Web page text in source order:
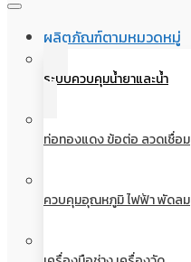
ผลิตภัณฑ์ตามหมวดหมู่
ระบบควบคุมน้ำยาและน้ำ
ท่อทองแดง ข้อต่อ ลวดเชื่อม
ควบคุมอุณหภูมิ ไฟฟ้า พัดลม